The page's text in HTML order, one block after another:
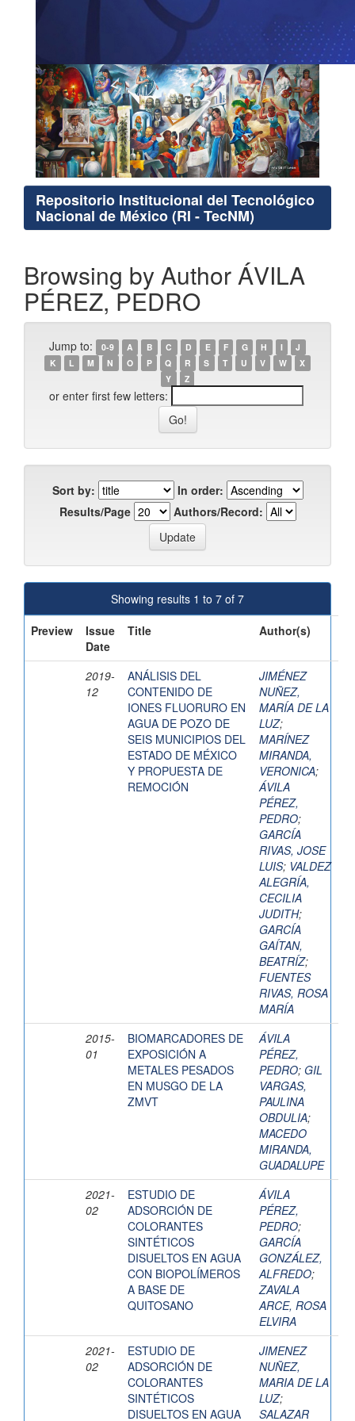
Repositorio Institucional del Tecnológico
Nacional de México (RI - TecNM)
Browsing by Author ÁVILA
PÉREZ, PEDRO
Jump to: 0-9 A B C D E F G H I
J
K
L M N O P Q R S T U V W
X
Y
Z
or enter first few letters:
Sort by:
In order:
Results/Page
Authors/Record:
Showing results 1 to 7 of 7
Preview
Issue
Date
Title Author(s)
2019-
12
ANÁLISIS DEL
CONTENIDO DE
IONES FLUORURO EN
AGUA DE POZO DE
SEIS MUNICIPIOS DEL
ESTADO DE MÉXICO
Y PROPUESTA DE
REMOCIÓN
JIMÉNEZ
NUÑEZ,
MARÍA DE LA
LUZ;
MARÍNEZ
MIRANDA,
VERONICA;
ÁVILA
PÉREZ,
PEDRO;
GARCÍA
RIVAS, JOSE
LUIS; VALDEZ
ALEGRÍA,
CECILIA
JUDITH;
GARCÍA
GAÍTAN,
BEATRÍZ;
FUENTES
RIVAS, ROSA
MARÍA
2015-
01
BIOMARCADORES DE
EXPOSICIÓN A
METALES PESADOS
EN MUSGO DE LA
ZMVT
ÁVILA
PÉREZ,
PEDRO; GIL
VARGAS,
PAULINA
OBDULIA;
MACEDO
MIRANDA,
GUADALUPE
2021-
02
ESTUDIO DE
ADSORCIÓN DE
COLORANTES
SINTÉTICOS
DISUELTOS EN AGUA
CON BIOPOLÍMEROS
A BASE DE
QUITOSANO
ÁVILA
PÉREZ,
PEDRO;
GARCÍA
GONZÁLEZ,
ALFREDO;
ZAVALA
ARCE, ROSA
ELVIRA
2021-
02
ESTUDIO DE
ADSORCIÓN DE
COLORANTES
SINTÉTICOS
DISUELTOS EN AGUA
JIMENEZ
NUÑEZ,
MARIA DE LA
LUZ;
SALAZAR